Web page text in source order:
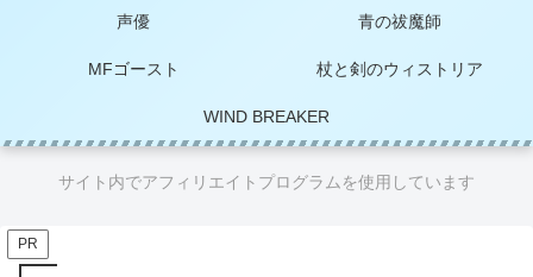
声優 青の祓魔師
MFゴースト 杖と剣のウィストリア
WIND BREAKER
サイト内でアフィリエイトプログラムを使用しています
PR